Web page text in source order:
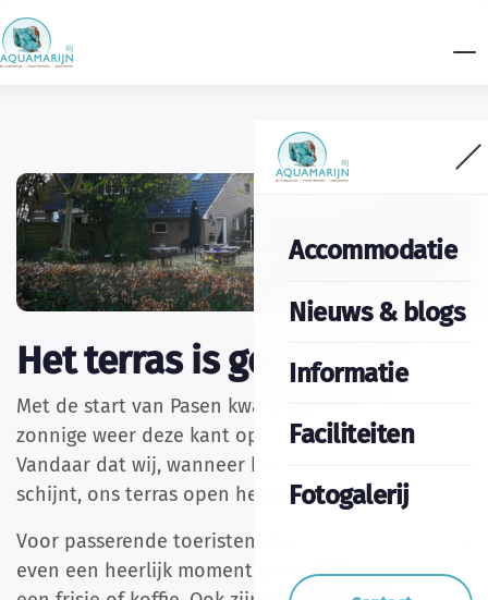
Accommodatie
Nieuws & blogs
Informatie
Faciliteiten
Fotogalerij
Het terras is geopend!
Met de start van Pasen kwam ook het lekkere
zonnige weer deze kant op.
Vandaar dat wij, wanneer het zonnetje voldoende
schijnt, ons terras open hebben.
Voor passerende toeristen, wandelaars en fietsers
even een heerlijk moment om bij te komen met